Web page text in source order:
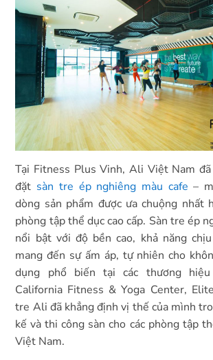
Tại Fitness Plus Vinh, Ali Việt Nam
đặt sàn tre ép nghiêng màu cafe –
dòng sản phẩm được ưa chuộng nhất
phòng tập thể dục cao cấp. Sàn tre ép
nổi bật với độ bền cao, khả năng
mang đến sự ấm áp, tự nhiên cho
dụng phổ biến tại các thương
California Fitness & Yoga Center,
tre Ali đã khẳng định vị thế của mình
kế và thi công sàn cho các phòng tập
Việt Nam.